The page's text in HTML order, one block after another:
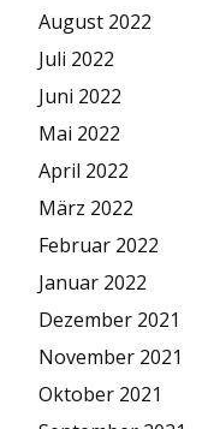
August 2022
Juli 2022
Juni 2022
Mai 2022
April 2022
März 2022
Februar 2022
Januar 2022
Dezember 2021
November 2021
Oktober 2021